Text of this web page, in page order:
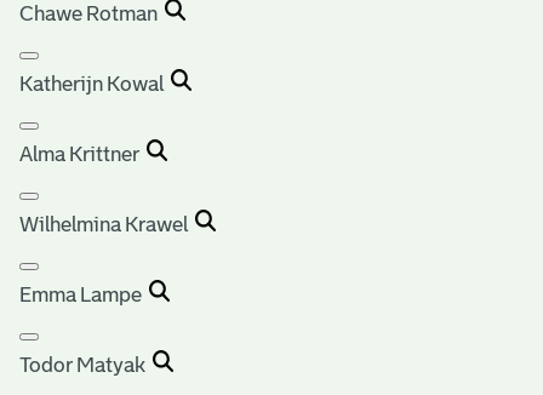
Chawe Rotman
Katherijn Kowal
Alma Krittner
Wilhelmina Krawel
Emma Lampe
Todor Matyak